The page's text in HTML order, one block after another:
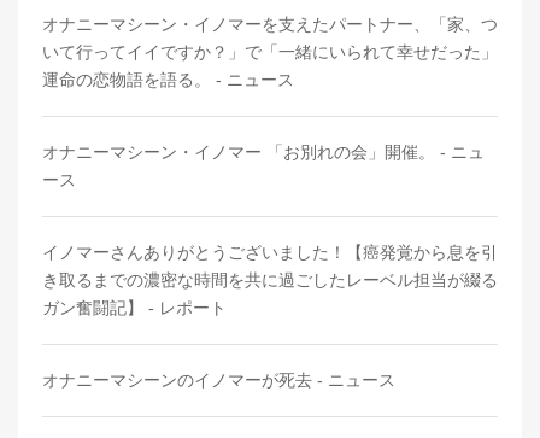
オナニーマシーン・イノマーを支えたパートナー、「家、つ
いて行ってイイですか？」で「一緒にいられて幸せだった」
運命の恋物語を語る。 - ニュース
オナニーマシーン・イノマー 「お別れの会」開催。 - ニュ
ース
イノマーさんありがとうございました！【癌発覚から息を引
き取るまでの濃密な時間を共に過ごしたレーベル担当が綴る
ガン奮闘記】 - レポート
オナニーマシーンのイノマーが死去 - ニュース